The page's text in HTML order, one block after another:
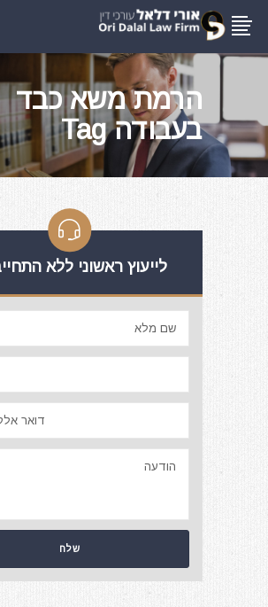
הרמת משא כבד
בעבודה Tag
לייעוץ ראשוני ללא